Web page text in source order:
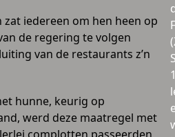
zat iedereen om hen heen op
de regering te volgen
van de restaurants z’n
hunne, keurig op
werd deze maatregel met